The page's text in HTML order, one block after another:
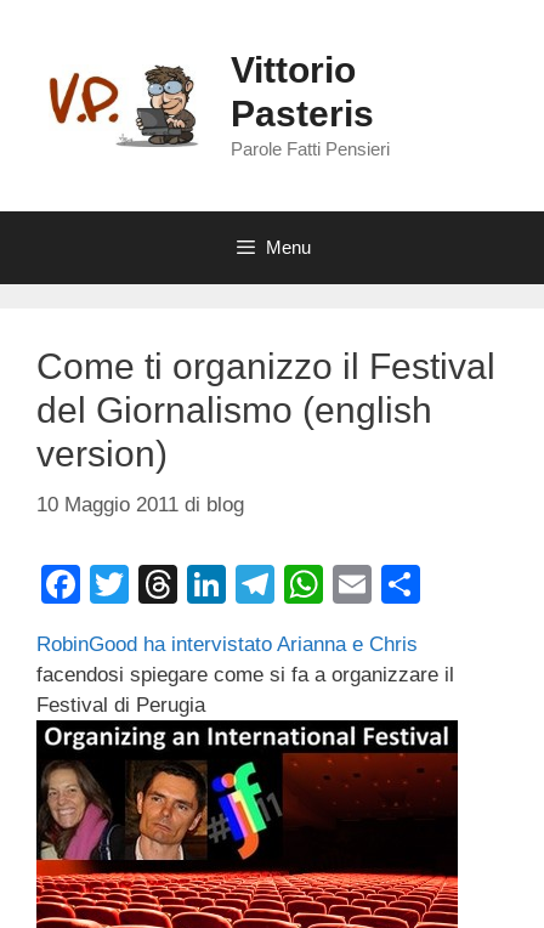
contenuto
Vittorio
Pasteris
Parole Fatti Pensieri
Menu
Come ti organizzo il Festival
del Giornalismo (english
version)
10 Maggio 2011 di blog
F
c
e
b
o
o
k
T
tt
er
T
e
a
d
s
Li
k
dI
n
T
e
a
m
W
at
A
p
p
E
ail n
vi
di
RobinGood ha intervistato Arianna e Chris
facendosi spiegare come si fa a organizzare il
Festival di Perugia